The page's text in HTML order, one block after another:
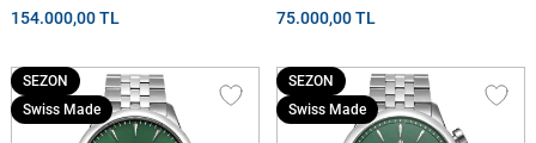
Kol Saati
154.000,00 TL
Saati
75.000,00 TL
SEZON
Swiss Made
SEZON
Swiss Made